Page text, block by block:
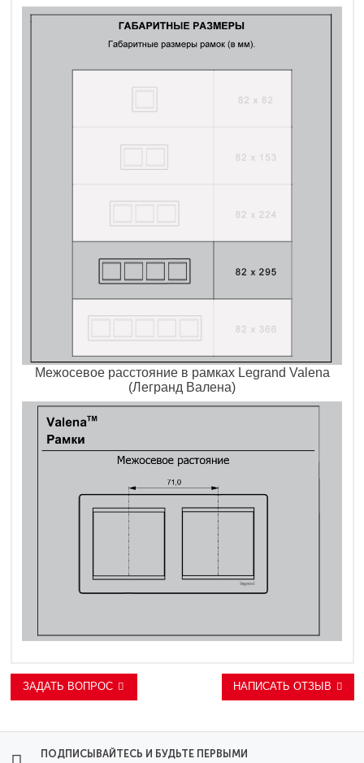
Межосевое расстояние в рамках Legrand Valena
(Легранд Валена)
ЗАДАТЬ ВОПРОС НАПИСАТЬ ОТЗЫВ
ПОДПИСЫВАЙТЕСЬ И БУДЬТЕ ПЕРВЫМИ